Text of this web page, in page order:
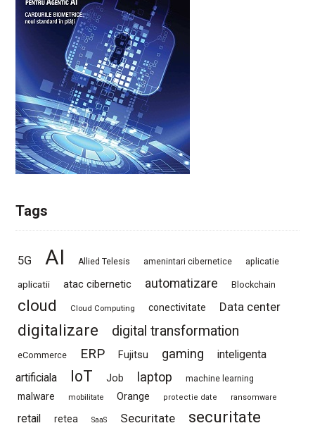
Tags
5G AI Allied Telesis amenintari cibernetice aplicatie
aplicatii atac cibernetic automatizare Blockchain
cloud Cloud Computing conectivitate Data center
digitalizare digital transformation
eCommerce ERP Fujitsu gaming
inteligenta
artificiala
IoT Job laptop machine learning
malware mobilitate Orange protectie date ransomware
retail retea SaaS Securitate
securitate